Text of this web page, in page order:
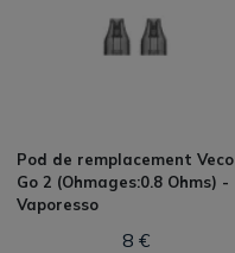
Pod de remplacement Veco
Go 2 (Ohmages:0.8 Ohms) -
Vaporesso
8 €